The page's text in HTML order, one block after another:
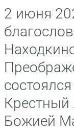
2 июня
Божией